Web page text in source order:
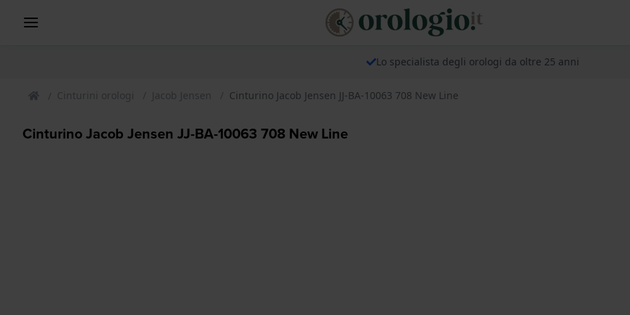
Lo specialista degli orologi da oltre 25 anni
Cinturini orologi Jacob Jensen Cinturino Jacob Jensen JJ-BA-10063 708 New Line
Cinturino Jacob Jensen JJ-BA-10063 708 New Line